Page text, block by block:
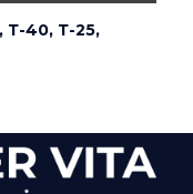
Т-40, Т-25,